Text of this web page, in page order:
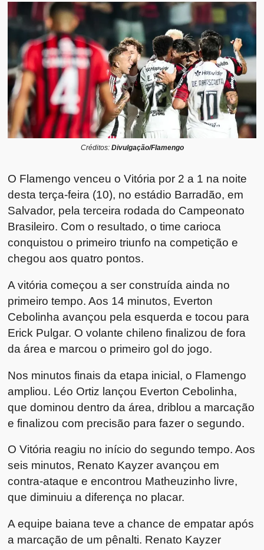
Créditos: Divulgação/Flamengo
O Flamengo venceu o Vitória por 2 a 1 na noite
desta terça-feira (10), no estádio Barradão, em
Salvador, pela terceira rodada do Campeonato
Brasileiro. Com o resultado, o time carioca
conquistou o primeiro triunfo na competição e
chegou aos quatro pontos.
A vitória começou a ser construída ainda no
primeiro tempo. Aos 14 minutos, Everton
Cebolinha avançou pela esquerda e tocou para
Erick Pulgar. O volante chileno finalizou de fora
da área e marcou o primeiro gol do jogo.
Nos minutos finais da etapa inicial, o Flamengo
ampliou. Léo Ortiz lançou Everton Cebolinha,
que dominou dentro da área, driblou a marcação
e finalizou com precisão para fazer o segundo.
O Vitória reagiu no início do segundo tempo. Aos
seis minutos, Renato Kayzer avançou em
contra-ataque e encontrou Matheuzinho livre,
que diminuiu a diferença no placar.
A equipe baiana teve a chance de empatar após
a marcação de um pênalti. Renato Kayzer